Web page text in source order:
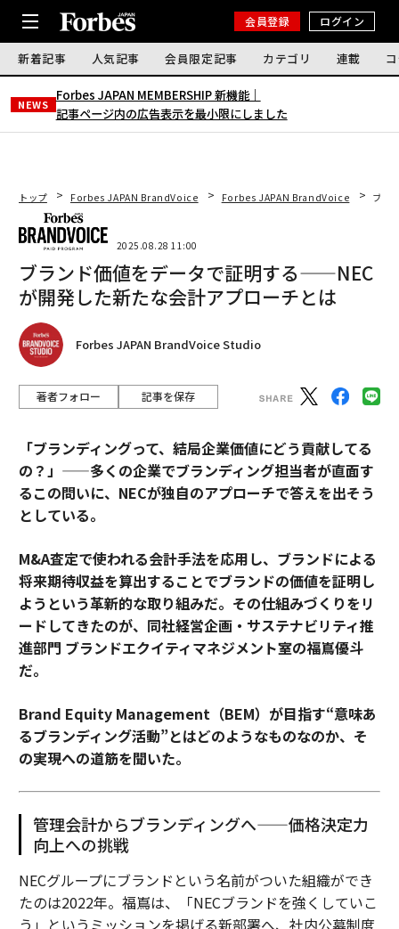
会員登録 ログイン
新着記事 人気記事 会員限定記事 カテゴリ 連載
NEWS
Forbes JAPAN MEMBERSHIP 新機能｜
記事ページ内の広告表示を最小限にしました
トップ Forbes JAPAN BrandVoice Forbes JAPAN BrandVoice ブラ
2025.08.28 11:00
ブランド価値をデータで証明する——NEC
が開発した新たな会計アプローチとは
Forbes JAPAN BrandVoice Studio
著者フォロー 記事を保存
「ブランディングって、結局企業価値にどう貢献してる
の？」——多くの企業でブランディング担当者が直面す
るこの問いに、NECが独自のアプローチで答えを出そう
としている。
M&A査定で使われる会計手法を応用し、ブランドによる
将来期待収益を算出することでブランドの価値を証明し
ようという革新的な取り組みだ。その仕組みづくりをリ
ードしてきたのが、同社経営企画・サステナビリティ推
進部門 ブランドエクイティマネジメント室の福嶌優斗
だ。
Brand Equity Management（BEM）が目指す“意味あ
るブランディング活動”とはどのようなものなのか、そ
の実現への道筋を聞いた。
管理会計からブランディングへ——価格決定力
向上への挑戦
NECグループにブランドという名前がついた組織ができ
たのは2022年。福嶌は、「NECブランドを強くしていこ
う」というミッションを掲げる新部署へ、社内公募制度